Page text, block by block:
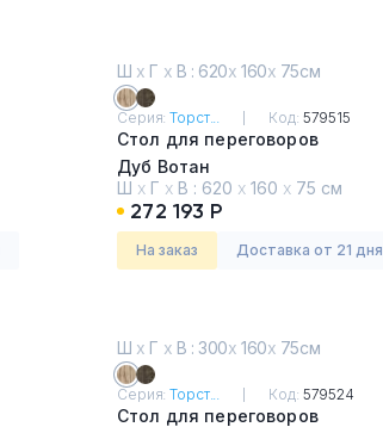
Ш х Г х В : 620х 160х 75см
Серия:Торст... Код: 579515
Стол для переговоров
Дуб Вотан
Ш х Г х В : 620 х 160 х 75 см
272 193 Р
На заказ Доставка от 21 дня
Ш х Г х В : 300х 160х 75см
Серия:Торст... Код: 579524
Стол для переговоров